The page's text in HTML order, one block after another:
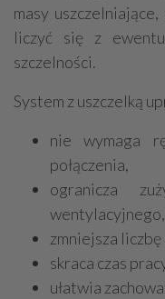
masy
liczyć się z
szczelności.
System z uszczelką
nie wymaga
połączenia,
ogranicza
wentylacyjnego,
zmniejsza
skraca czas
ułatwia